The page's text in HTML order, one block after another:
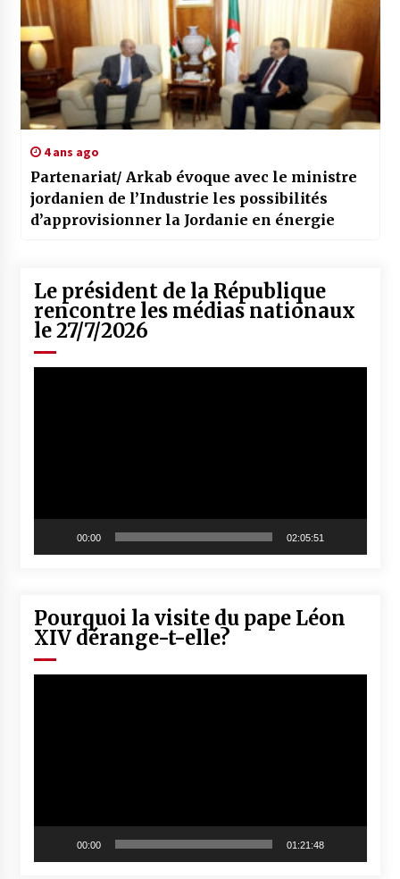
4 ans ago
Partenariat/ Arkab évoque avec le ministre
jordanien de l’Industrie les possibilités
d’approvisionner la Jordanie en énergie
Le président de la République
rencontre les médias nationaux
le 27/7/2026
00:00 02:05:51
Pourquoi la visite du pape Léon
XIV dérange-t-elle?
00:00 01:21:48